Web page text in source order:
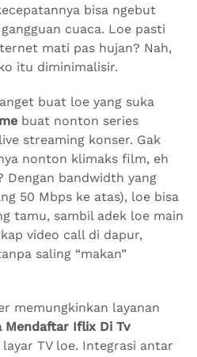
bisa ngebut
cuaca. Loe pasti
mati pas hujan? Nah,
itu diminimalisir.
buat loe yang suka
buat nonton series
streaming konser. Gak
nonton klimaks film, eh
bandwidth yang
50 Mbps ke atas), loe bisa
tamu, sambil adek loe main
video call di dapur,
saling “makan”
memungkinkan layanan
Mendaftar Iflix Di Tv
TV loe. Integrasi antar